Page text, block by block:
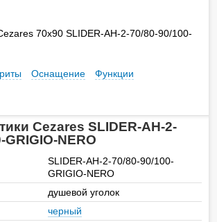
70х90 SLIDER-AH-2-70/80-90/100-
Оснащение Функции
Cezares SLIDER-AH-2-
GRIGIO-NERO
SLIDER-AH-2-70/80-90/100-
GRIGIO-NERO
душевой уголок
черный